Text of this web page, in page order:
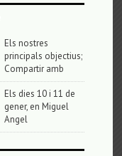
Els nostres
principals objectius;
Compartir amb
Els dies 10 i 11 de
gener, en Miguel
Angel